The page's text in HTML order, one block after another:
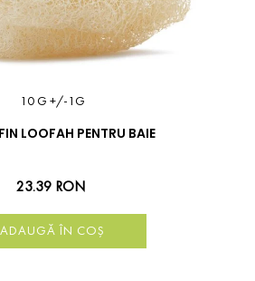
10 G +/-1G
LOOFAH PENTRU BAIE
23.39 RON
ADAUGĂ ÎN COȘ